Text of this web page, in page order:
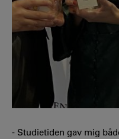
- Studietiden gav mig